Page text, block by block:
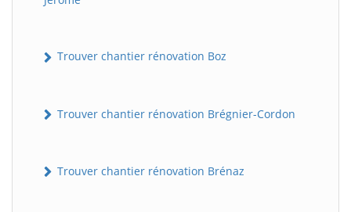
Trouver chantier rénovation Boz
Trouver chantier rénovation Brégnier-Cordon
Trouver chantier rénovation Brénaz